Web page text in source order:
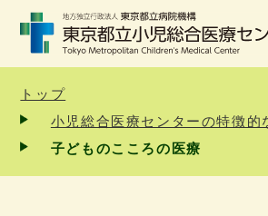
トップ
小児総合医療センターの特徴的
子どものこころの医療